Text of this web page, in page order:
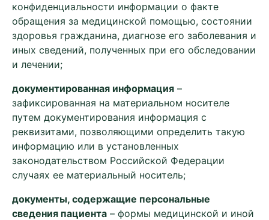
конфиденциальности информации о факте
обращения за медицинской помощью, состоянии
здоровья гражданина, диагнозе его заболевания и
иных сведений, полученных при его обследовании
и лечении;
документированная информация –
зафиксированная на материальном носителе
путем документирования информация с
реквизитами, позволяющими определить такую
информацию или в установленных
законодательством Российской Федерации
случаях ее материальный носитель;
документы, содержащие персональные
сведения пациента – формы медицинской и иной